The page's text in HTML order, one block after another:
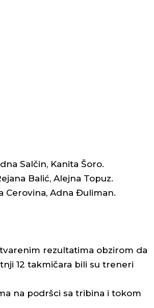
Salčin, Kanita Šoro.
Balić, Alejna Topuz.
Cerovina, Adna Đuliman.
rezultatima obzirom da
12 takmičara bili su treneri
na podršci sa tribina i tokom